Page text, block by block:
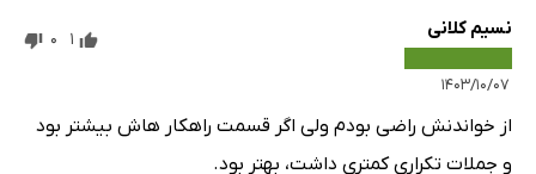
نسیم کلانی
۱۴۰۳/۱۰/۰۷
1
0
از خواندنش راضی بودم ولی اگر قسمت راهکار هاش بیشتر بود
و جملات تکراری کمتری داشت، بهتر بود.